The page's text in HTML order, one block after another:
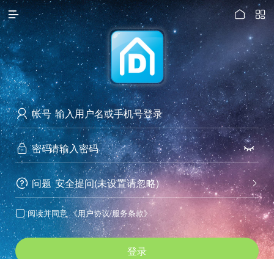

访问电脑版
 

 帐号
 密码 
 问题 
安全提问(未设置请忽略)
 阅读并同意 《用户协议/服务条款》
登录